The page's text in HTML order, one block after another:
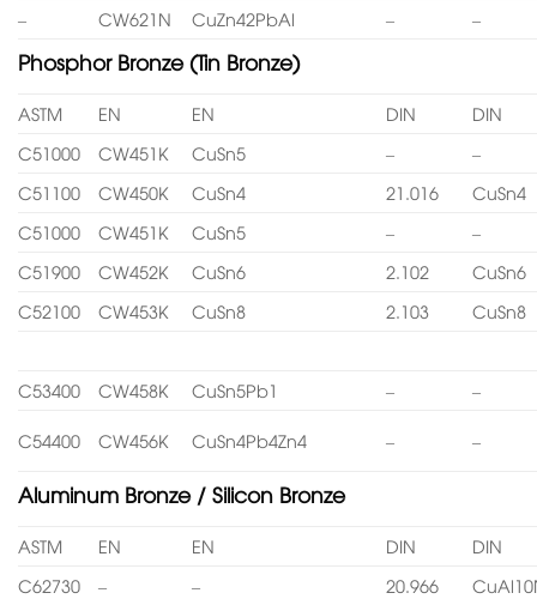
–
CW621N CuZn42PbAl – –
Phosphor Bronze (Tin Bronze)
ASTM EN EN DIN
DIN
C51000
CW451K CuSn5 –
–
C51100
CW450K CuSn4 21.016
CuSn4
C51000
CW451K CuSn5 –
–
C51900
CW452K CuSn6 2.102
CuSn6
C52100
CW453K CuSn8 2.103 CuSn8
C53400 CW458K CuSn5Pb1 – –
C54400 CW456K CuSn4Pb4Zn4 – –
Aluminum Bronze / Silicon Bronze
ASTM EN EN DIN
DIN
C62730
– – 20.966